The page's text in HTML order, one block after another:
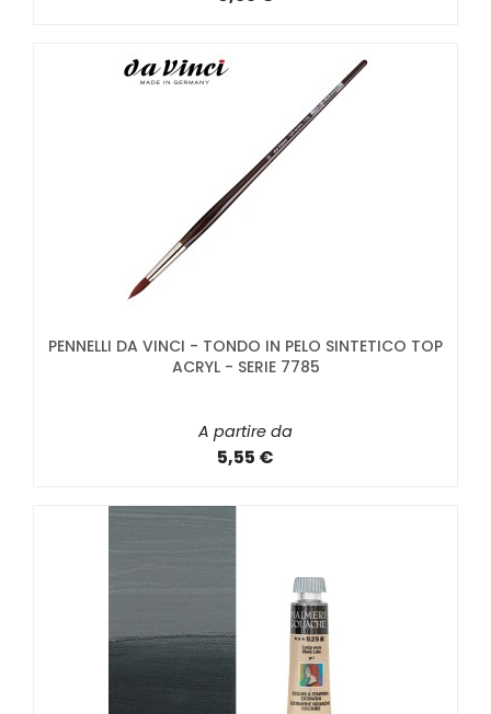
PENNELLI DA VINCI - TONDO IN PELO SINTETICO TOP
ACRYL - SERIE 7785
A partire da
5,55 €